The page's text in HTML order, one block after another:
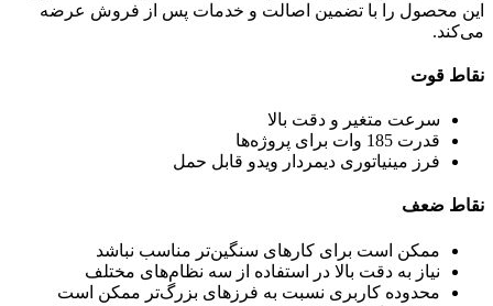
این محصول را با تضمین اصالت و خدمات پس از فروش عرضه
می‌کند.
نقاط قوت
سرعت متغیر و دقت بالا
قدرت 185 وات برای پروژه‌ها
فرز مینیاتوری دیمردار ویدو قابل حمل
نقاط ضعف
ممکن است برای کارهای سنگین‌تر مناسب نباشد
نیاز به دقت بالا در استفاده از سه نظام‌های مختلف
محدوده کاربری نسبت به فرزهای بزرگ‌تر ممکن است